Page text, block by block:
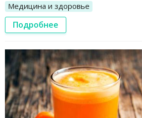
Медицина и здоровье
Подробнее